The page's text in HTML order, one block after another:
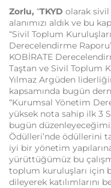
Zorlu, “TKYD olarak
alanımızı aldık ve bu
“Sivil Toplum
Derecelendirme
KOBİRATE
Taştan ve Sivil Toplum
Yılmaz Argüden
kapsamında bugün
“Kurumsal Yönetim
yüksek nota sahip ilk 3
bugün
Ödülleri’nde ödüllerini
iyi bir yönetim
yürüttüğümüz bu
toplum kuruluşları için
dileyerek katılımlarını